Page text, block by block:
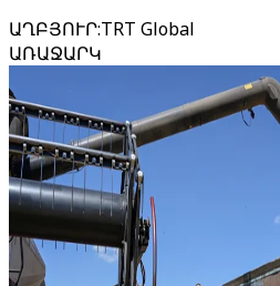
ԱՂԲՅՈՒՐ:TRT Global
ԱՌԱՋԱՐԿ